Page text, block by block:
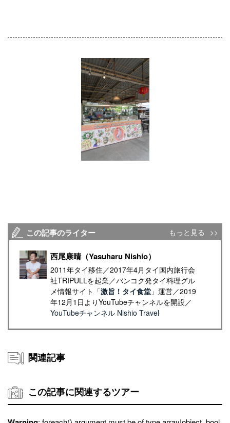
この記事のライター もっと見る
西尾康晴（Yasuharu Nishio）
2011年タイ移住／2017年4月タイ国内旅行会
社TRIPULLを起業／バンコク発タイ料理グル
メ情報サイト「激旨！タイ食堂」運営／2019
年12月1日よりYouTubeチャンネルを開設／
YouTubeチャンネル Nishio Travel
関連記事
この記事に関連するツアー